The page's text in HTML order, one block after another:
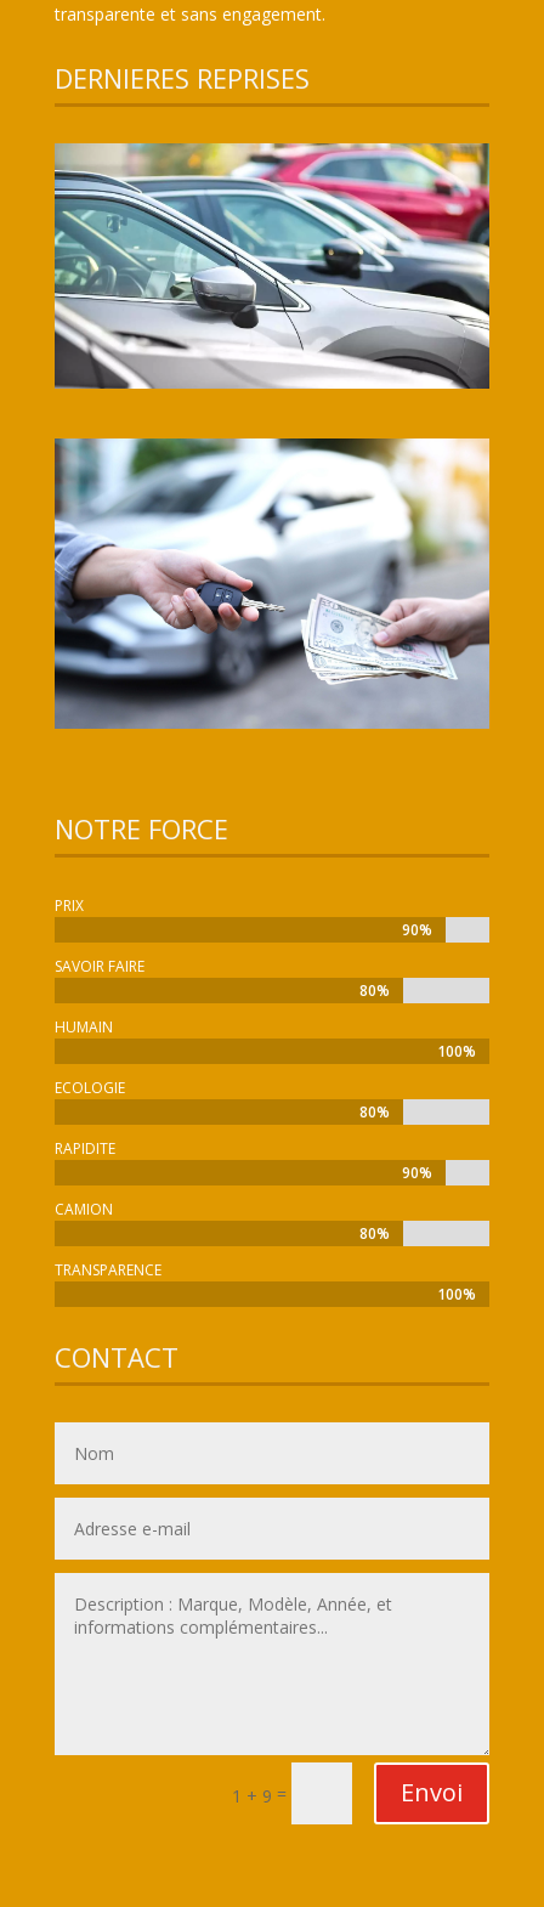
transparente et sans engagement.
DERNIERES REPRISES
NOTRE FORCE
PRIX
90%
90%
SAVOIR FAIRE
80%
80%
HUMAIN
100%
100%
ECOLOGIE
80%
80%
RAPIDITE
90%
90%
CAMION
80%
80%
TRANSPARENCE
100%
100%
CONTACT
1 + 9 = Envoi